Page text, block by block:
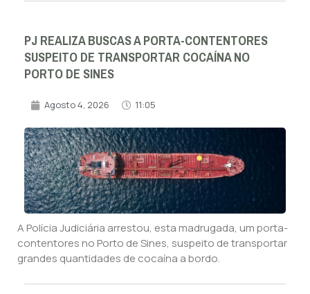
PJ REALIZA BUSCAS A PORTA-CONTENTORES
SUSPEITO DE TRANSPORTAR COCAÍNA NO
PORTO DE SINES
Agosto 4, 2026 11:05
A Polícia Judiciária arrestou, esta madrugada, um porta-
contentores no Porto de Sines, suspeito de transportar
grandes quantidades de cocaína a bordo.